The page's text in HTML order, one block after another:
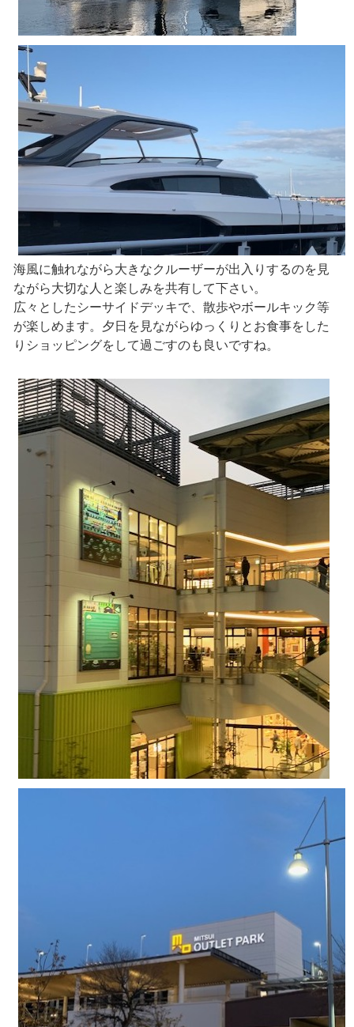
海風に触れながら大きなクルーザーが出入りするのを見
ながら大切な人と楽しみを共有して下さい。
広々としたシーサイドデッキで、散歩やボールキック等
が楽しめます。夕日を見ながらゆっくりとお食事をした
りショッピングをして過ごすのも良いですね。